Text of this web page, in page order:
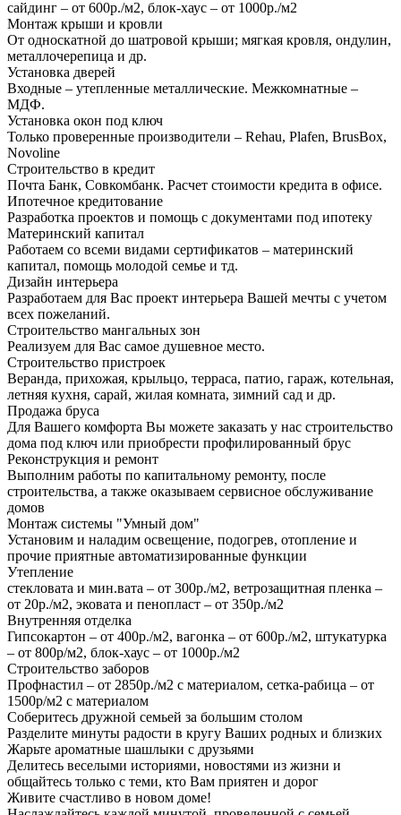
сайдинг – от 600р./м2, блок-хаус – от 1000р./м2
Монтаж крыши и кровли
От односкатной до шатровой крыши; мягкая кровля, ондулин,
металлочерепица и др.
Установка дверей
Входные – утепленные металлические. Межкомнатные –
МДФ.
Установка окон под ключ
Только проверенные производители – Rehau, Plafen, BrusBox,
Novoline
Строительство в кредит
Почта Банк, Совкомбанк. Расчет стоимости кредита в офисе.
Ипотечное кредитование
Разработка проектов и помощь с документами под ипотеку
Материнский капитал
Работаем со всеми видами сертификатов – материнский
капитал, помощь молодой семье и тд.
Дизайн интерьера
Разработаем для Вас проект интерьера Вашей мечты с учетом
всех пожеланий.
Строительство мангальных зон
Реализуем для Вас самое душевное место.
Строительство пристроек
Веранда, прихожая, крыльцо, терраса, патио, гараж, котельная,
летняя кухня, сарай, жилая комната, зимний сад и др.
Продажа бруса
Для Вашего комфорта Вы можете заказать у нас строительство
дома под ключ или приобрести профилированный брус
Реконструкция и ремонт
Выполним работы по капитальному ремонту, после
строительства, а также оказываем сервисное обслуживание
домов
Монтаж системы "Умный дом"
Установим и наладим освещение, подогрев, отопление и
прочие приятные автоматизированные функции
Утепление
стекловата и мин.вата – от 300р./м2, ветрозащитная пленка –
от 20р./м2, эковата и пенопласт – от 350р./м2
Внутренняя отделка
Гипсокартон – от 400р./м2, вагонка – от 600р./м2, штукатурка
– от 800р/м2, блок-хаус – от 1000р./м2
Строительство заборов
Профнастил – от 2850р./м2 с материалом, сетка-рабица – от
1500р/м2 с материалом
Соберитесь дружной семьей за большим столом
Разделите минуты радости в кругу Ваших родных и близких
Жарьте ароматные шашлыки с друзьями
Делитесь веселыми историями, новостями из жизни и
общайтесь только с теми, кто Вам приятен и дорог
Живите счастливо в новом доме!